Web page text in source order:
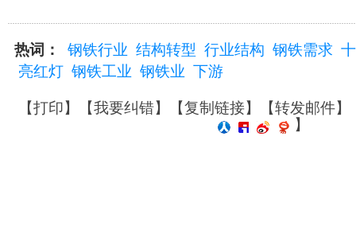
热词： 钢铁行业 结构转型 行业结构 钢铁需求
亮红灯 钢铁工业 钢铁业 下游
【打印】【我要纠错】【复制链接】【转发邮件】
】